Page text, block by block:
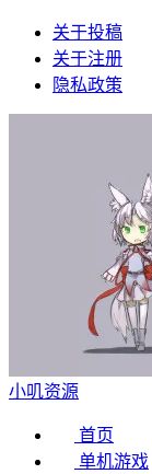
关于投稿
关于注册
隐私政策
小叽资源
首页
单机游戏